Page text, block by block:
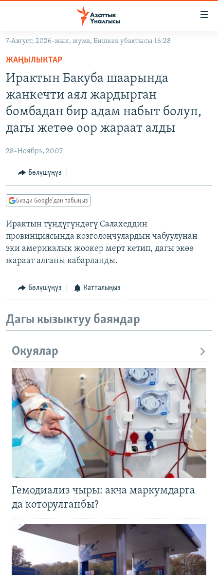
Навигацияга
өтүңүз
Издөөгө
салыңызКЫРГЫЗСТАН
САЯСАТ
ДҮЙНӨ
ДҮЙНӨ
УКРАИНА
БҮГҮН АЗАТТЫКТА
ЭКСПЕРТТЕР ТАЛДАЙТ
БИЗ ЖАНА ДҮЙНӨ
ЭЖЕ-СИҢДИЛЕР
АЗАТТЫК+
ЫҢГАЙСЫЗ СУРООЛОР
ПОДКАСТ
ӨЗГӨЧӨ ПИКИР
Русский
ОНЛАЙН ШЕРИНЕ
ЭЕ/АРнун бардык сайттары
7-Август, 2026-жыл, жума, Бишкек убактысы 16:28
ЖАҢЫЛЫКТАР
Ирактын Бакуба шаарында
жанкечти аял жардырган
бомбадан бир адам набыт болуп,
дагы жетөө оор жараат алды
28-Ноябрь, 2007
Бөлүшүңүз
Бизди Google'дан табыңыз
Ирактын түндүгүндөгү Салахеддин
провинциясында козголоңчулардын чабуулунан
эки америкалык жоокер мерт кетип, дагы экөө
жараат алганы кабарланды.
Бөлүшүңүз Катталыңыз
Дагы кызыктуу баяндар
Окуялар
Гемодиализ чыры: акча маркумдарга
да которулганбы?